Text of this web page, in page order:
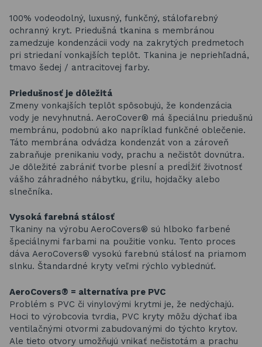
100% vodeodolný, luxusný, funkčný, stálofarebný
ochranný kryt. Priedušná tkanina s membránou
zamedzuje kondenzácii vody na zakrytých predmetoch
pri striedaní vonkajších teplôt. Tkanina je nepriehľadná,
tmavo šedej / antracitovej farby.
Priedušnosť je dôležitá
Zmeny vonkajších teplôt spôsobujú, že kondenzácia
vody je nevyhnutná. AeroCover® má špeciálnu priedušnú
membránu, podobnú ako napríklad funkčné oblečenie.
Táto membrána odvádza kondenzát von a zároveň
zabraňuje prenikaniu vody, prachu a nečistôt dovnútra.
Je dôležité zabrániť tvorbe plesní a predĺžiť životnosť
vášho záhradného nábytku, grilu, hojdačky alebo
slnečníka.
Vysoká farebná stálosť
Tkaniny na výrobu AeroCovers® sú hlboko farbené
špeciálnymi farbami na použitie vonku. Tento proces
dáva AeroCovers® vysokú farebnú stálosť na priamom
slnku. Štandardné kryty veľmi rýchlo vyblednúť.
AeroCovers® = alternatíva pre PVC
Problém s PVC či vinylovými krytmi je, že nedýchajú.
Hoci to výrobcovia tvrdia, PVC kryty môžu dýchať iba
ventilačnými otvormi zabudovanými do týchto krytov.
Ale tieto otvory umožňujú vnikať nečistotám a prachu